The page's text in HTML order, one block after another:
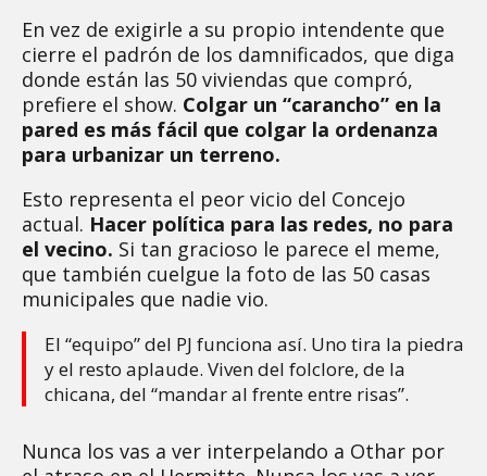
En vez de exigirle a su propio intendente que
cierre el padrón de los damnificados, que diga
donde están las 50 viviendas que compró,
prefiere el show. Colgar un “carancho” en la
pared es más fácil que colgar la ordenanza
para urbanizar un terreno.
Esto representa el peor vicio del Concejo
actual. Hacer política para las redes, no para
el vecino. Si tan gracioso le parece el meme,
que también cuelgue la foto de las 50 casas
municipales que nadie vio.
El “equipo” del PJ funciona así. Uno tira la piedra
y el resto aplaude. Viven del folclore, de la
chicana, del “mandar al frente entre risas”.
Nunca los vas a ver interpelando a Othar por